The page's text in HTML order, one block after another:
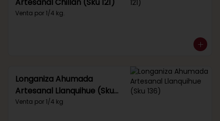
Venta por 1/4 kg.
Longaniza Ahumada
Artesanal Llanquihue (Sku
136)
Venta por 1/4 kg